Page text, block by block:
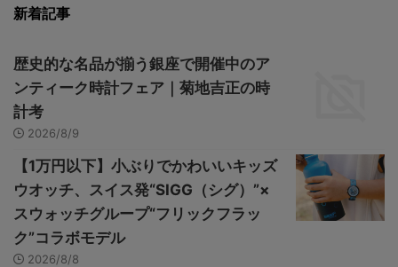
新着記事
歴史的な名品が揃う銀座で開催中のア
ンティーク時計フェア｜菊地吉正の時
計考
2026/8/9
【1万円以下】小ぶりでかわいいキッズ
ウオッチ、スイス発“SIGG（シグ）”×
スウォッチグループ“フリックフラッ
ク”コラボモデル
2026/8/8